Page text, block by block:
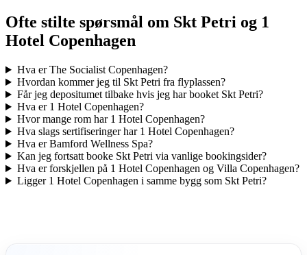
Ofte stilte spørsmål om Skt Petri og 1
Hotel Copenhagen
Hva er The Socialist Copenhagen?
Hvordan kommer jeg til Skt Petri fra flyplassen?
Får jeg depositumet tilbake hvis jeg har booket Skt Petri?
Hva er 1 Hotel Copenhagen?
Hvor mange rom har 1 Hotel Copenhagen?
Hva slags sertifiseringer har 1 Hotel Copenhagen?
Hva er Bamford Wellness Spa?
Kan jeg fortsatt booke Skt Petri via vanlige bookingsider?
Hva er forskjellen på 1 Hotel Copenhagen og Villa Copenhagen?
Ligger 1 Hotel Copenhagen i samme bygg som Skt Petri?